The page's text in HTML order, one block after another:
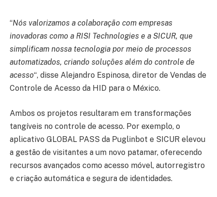
“Nós valorizamos a colaboração com empresas
inovadoras como a RISI Technologies e a SICUR, que
simplificam nossa tecnologia por meio de processos
automatizados, criando soluções além do controle de
acesso“, disse Alejandro Espinosa, diretor de Vendas de
Controle de Acesso da HID para o México.
Ambos os projetos resultaram em transformações
tangíveis no controle de acesso. Por exemplo, o
aplicativo GLOBAL PASS da Puglinbot e SICUR elevou
a gestão de visitantes a um novo patamar, oferecendo
recursos avançados como acesso móvel, autorregistro
e criação automática e segura de identidades.